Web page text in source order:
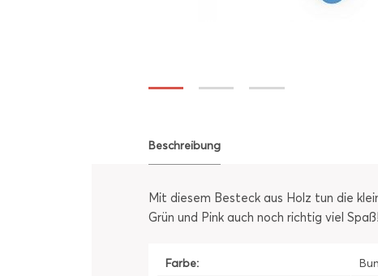
Beschreibung
Mit diesem Besteck aus Holz tun die
Grün und Pink auch noch richtig viel
Farbe: